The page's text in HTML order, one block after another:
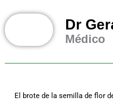
Dr
Médico
El brote de la semilla de flor